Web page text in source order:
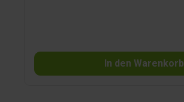
In den Warenkorb